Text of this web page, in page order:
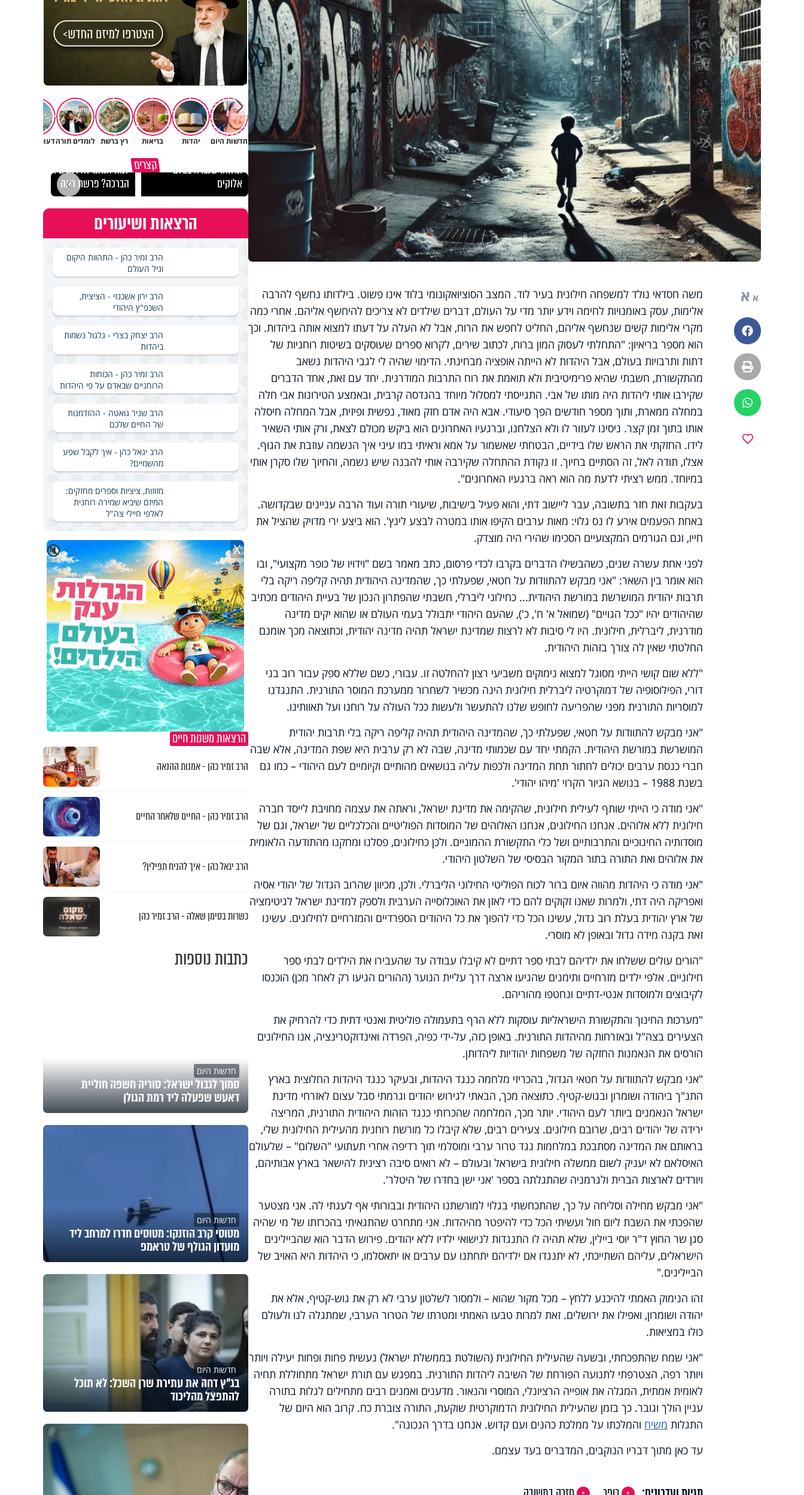
א א
פייסבוק
הדפסה
ווטסאפ
משה חסדאי נולד למשפחה חילונית בעיר לוד. המצב הסוציואקונומי בלוד אינו פשוט. בילדותו נחשף להרבה
אלימות, עסק באומנויות לחימה וידע יותר מדי על העולם, דברים שילדים לא צריכים להיחשף אליהם. אחרי כמה
מקרי אלימות קשים שנחשף אליהם, החליט לחפש את הרוח, אבל לא העלה על דעתו למצוא אותה ביהדות. וכך
הוא מספר בריאיון: "התחלתי לעסוק המון ברוח, לכתוב שירים, לקרוא ספרים שעוסקים בשיטות רוחניות של
דתות ותרבויות בעולם, אבל היהדות לא הייתה אופציה מבחינתי. הדימוי שהיה לי לגבי היהדות נשאב
מהתקשורת, חשבתי שהיא פרימיטיבית ולא תואמת את רוח התרבות המודרנית. יחד עם זאת, אחד הדברים
שקירבו אותי ליהדות היה מותו של אבי. התגייסתי למסלול מיוחד בהנדסה קרבית, ובאמצע הטירונות אבי חלה
במחלה ממארת, ותוך מספר חודשים הפך סיעודי. אבא היה אדם חזק מאוד, נפשית ופיזית, אבל המחלה חיסלה
אותו בתוך זמן קצר. ניסינו לעזור לו ולא הצלחנו, וברגעיו האחרונים הוא ביקש מכולם לצאת, ורק אותי השאיר
לידו. החזקתי את הראש שלו בידיים, הבטחתי שאשמור על אמא וראיתי במו עיני איך הנשמה עוזבת את הגוף.
אצלו, תודה לאל, זה הסתיים בחיוך. זו נקודת ההתחלה שקירבה אותי להבנה שיש נשמה, והחיוך שלו סקרן אותי
במיוחד. ממש רציתי לדעת מה הוא ראה ברגעיו האחרונים".
בעקבות זאת חזר בתשובה, עבר ליישוב דתי, והוא פעיל בישיבות, שיעורי תורה ועוד הרבה עניינים שבקדושה.
באחת הפעמים אירע לו נס גלוי: מאות ערבים הקיפו אותו במטרה לבצע לינץ'. הוא ביצע ירי מדויק שהציל את
חייו, וגם הגורמים המקצועיים הסכימו שהירי היה מוצדק.
לפני אחת עשרה שנים, כשהבשילו הדברים בקרבו לכדי פרסום, כתב מאמר בשם "וידויו של כופר מקצועי", ובו
הוא אומר בין השאר: "אני מבקש להתוודות על חטאי, שפעלתי כך, שהמדינה היהודית תהיה קליפה ריקה בלי
תרבות יהודית המושרשת במורשת היהודית... כחילוני ליברלי, חשבתי שהפתרון הנכון של בעיית היהודים מכתיב
שהיהודים יהיו "ככל הגויים" (שמואל א' ח', כ'), שהעם היהודי יתבולל בעמי העולם או שהוא יקים מדינה
מודרנית, ליברלית, חילונית. היו לי סיבות לא לרצות שמדינת ישראל תהיה מדינה יהודית, וכתוצאה מכך אומנם
החלטתי שאין לה צורך בזהות היהודית.
"ללא שום קושי הייתי מסוגל למצוא נימוקים משביעי רצון להחלטה זו. עבורי, כשם שללא ספק עבור רוב בני
דורי, הפילוסופיה של דמוקרטיה ליברלית חילונית הינה מכשיר לשחרור ממערכת המוסר התורנית. התנגדנו
למוסריות התורנית מפני שהפריעה לחופש שלנו להתעשר ולעשות ככל העולה על רוחנו ועל תאוותינו.
"אני מבקש להתוודות על חטאי, שפעלתי כך, שהמדינה היהודית תהיה קליפה ריקה בלי תרבות יהודית
המושרשת במורשת היהודית. הקמתי יחד עם שכמותי מדינה, שבה לא רק ערבית היא שפת המדינה, אלא שבה
חברי כנסת ערבים יכולים לחתור תחת המדינה ולכפות עליה בנושאים מהותיים וקיומיים לעם היהודי – כמו גם
בשנת 1988 – בנושא הגיור הקרוי 'מיהו יהודי'.
"אני מודה כי הייתי שותף לעילית חילונית, שהקימה את מדינת ישראל, וראתה את עצמה מחויבת לייסד חברה
חילונית ללא אלוהים. אנחנו החילונים, אנחנו האלוהים של המוסדות הפוליטיים והכלכליים של ישראל, וגם של
מוסדותיה החינוכיים והתרבותיים ושל כלי התקשורת ההמוניים. ולכן כחילונים, פסלנו ומחקנו מהתודעה הלאומית
את אלוהים ואת התורה בתור המקור הבסיסי של השלטון היהודי.
"אני מודה כי היהדות מהווה איום ברור לכוח הפוליטי החילוני הליברלי. ולכן, מכיוון שהרוב הגדול של יהודי אסיה
ואפריקה היה דתי, ולמרות שאנו זקוקים להם כדי לאזן את האוכלוסייה הערבית ולספק למדינת ישראל לגיטימציה
של ארץ יהודית בעלת רוב גדול, עשינו הכל כדי להפוך את כל היהודים הספרדיים והמזרחיים לחילונים. עשינו
זאת בקנה מידה גדול ובאופן לא מוסרי.
"הורים עולים ששלחו את ילדיהם לבתי ספר דתיים לא קיבלו עבודה עד שהעבירו את הילדים לבתי ספר
חילוניים. אלפי ילדים מזרחיים ותימנים שהגיעו ארצה דרך עליית הנוער (ההורים הגיעו רק לאחר מכן) הוכנסו
לקיבוצים ולמוסדות אנטי-דתיים ונחטפו מהוריהם.
"מערכות החינוך והתקשורת הישראליות עוסקות ללא הרף בתעמולה פוליטית ואנטי דתית כדי להרחיק את
הצעירים בצה"ל ובאזרחות מהיהדות התורנית. באופן כזה, על-ידי כפיה, הפרדה ואינדוקטרינציה, אנו החילונים
הורסים את הנאמנות החזקה של משפחות יהודיות ליהדותן.
"אני מבקש להתוודות על חטאי הגדול, בהכריזי מלחמה כנגד היהדות, ובעיקר כנגד היהדות החלוצית בארץ
התנ"ך ביהודה ושומרון ובגוש-קטיף. כתוצאה מכך, הבאתי לגירוש יהודים וגרמתי סבל עצום לאזרחי מדינת
ישראל הנאמנים ביותר לעם היהודי. יותר מכך, המלחמה שהכרזתי כנגד הזהות היהודית התורנית, המריצה
ירידה של יהודים רבים, שרובם חילונים. צעירים רבים, שלא קיבלו כל מורשת רוחנית מהעילית החילונית שלי,
בראותם את המדינה מסתבכת במלחמות נגד טרור ערבי ומוסלמי תוך רדיפה אחרי תעתועי "השלום" – שלעולם
האיסלאם לא יעניק לשום ממשלה חילונית בישראל ובעולם – לא רואים סיבה רצינית להישאר בארץ אבותיהם,
ויורדים לארצות הברית ולגרמניה שהתגלתה בספר 'אני ישן בחדרו של היטלר'.
"אני מבקש מחילה וסליחה על כך, שהתכחשתי בגלוי למורשתנו היהודית ובבורותי אף לעגתי לה. אני מצטער
שהפכתי את השבת ליום חול ועשיתי הכל כדי להיפטר מהיהדות. אני מתחרט שהתגאיתי בהכרזתו של מי שהיה
סגן שר החוץ ד"ר יוסי ביילין, שלא תהיה לו התנגדות לנישואי ילדיו ללא יהודים. פירוש הדבר הוא שהביילינים
הישראלים, עליהם השתייכתי, לא יתנגדו אם ילדיהם יתחתנו עם ערבים או יתאסלמו, כי היהדות היא האויב של
הביילינים."
זהו הנימוק האמתי להיכנע ללחץ – מכל מקור שהוא – ולמסור לשלטון ערבי לא רק את גוש-קטיף, אלא את
יהודה ושומרון, ואפילו את ירושלים. זאת למרות טבעו האמתי ומטרתו של הטרור הערבי, שמתגלה לנו ולעולם
כולו במציאות.
"אני שמח שהתפכחתי, ובשעה שהעילית החילונית (השולטת בממשלת ישראל) נעשית פחות ופחות יעילה ויותר
ויותר רפה, הצטרפתי לתנועה הפורחת של השיבה ליהדות התורנית. במפגש עם תורת ישראל מתחוללת תחיה
לאומית אמתית, המגלה את אופייה הרציונלי, המוסרי והנאור. מדענים ואמנים רבים מתחילים לגלות בתורה
עניין הולך וגובר. כך בזמן שהעילית החילונית הדמוקרטית שוקעת, התורה צוברת כח. קרוב הוא היום של
התגלות משיח והמלכתו על ממלכת כהנים ועם קדוש. אנחנו בדרך הנכונה".
עד כאן מתוך דבריו הנוקבים, המדברים בעד עצמם.
חדשות היום יהדות בריאות רץ ברשת לומדים תורהדעות וטורים
קצרים
כל אחד מאיתנו הוא עולם
ומלואו שנברא בצלם
אלוקים
למה אנחנו לא רואים את
הברכה? פרשת ראה
הרצאות ושיעורים
הרב זמיר כהן - התהוות היקום
וגיל העולם
הרב ירון אשכנזי - הציצית,
השכפ"ץ היהודי
הרב יצחק בצרי - גלגול נשמות
ביהדות
הרב זמיר כהן - הכוחות
הרוחניים שבאדם על פי היהדות
הרב שניר גואטה - ההזדמנות
של החיים שלכם
הרב יגאל כהן - איך לקבל שפע
מהשמיים?
מזוזות, ציציות וספרים מחזקים:
המיזם שיביא שמירה רוחנית
לאלפי חיילי צה"ל
🔇 X
הרצאות משנות חיים
הרב זמיר כהן - אמנות ההנאה
הרב זמיר כהן - החיים שלאחר החיים
הרב יגאל כהן - איך להניח תפילין?
כשרות בסימן שאלה - הרב זמיר כהן
כתבות נוספות
חדשות היום
סמוך לגבול ישראל: סוריה חשפה חוליית
דאעש שפעלה ליד רמת הגולן
חדשות היום
מטוסי קרב הוזנקו: מטוסים חדרו למרחב ליד
מועדון הגולף של טראמפ
חדשות היום
בג"ץ דחה את עתירת שרן השכל: לא תוכל
להתפצל מהליכוד